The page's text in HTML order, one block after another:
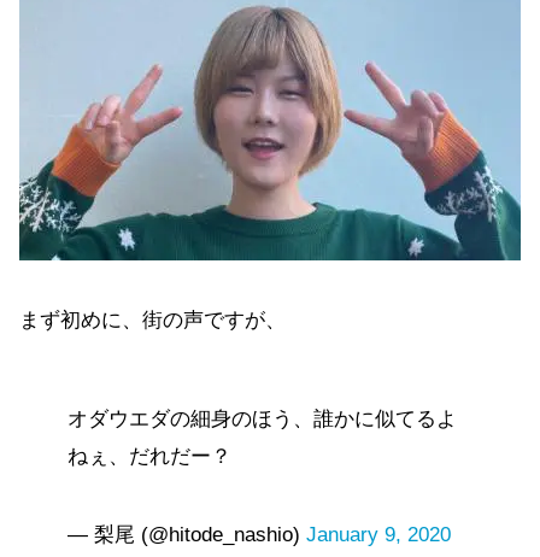
まず初めに、街の声ですが、
オダウエダの細身のほう、誰かに似てるよ
ねぇ、だれだー？
— 梨尾 (@hitode_nashio) January 9, 2020